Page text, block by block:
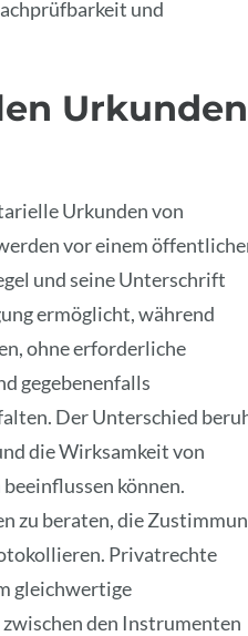
und
Urkunden
Urkunden von
vor einem
und seine Unterschrift
ermöglicht, während
ohne erforderliche
gegebenenfalls
Der Unterschied
die Wirksamkeit von
können.
zu beraten, die
Privatrechte
gleichwertige
den Instrumenten